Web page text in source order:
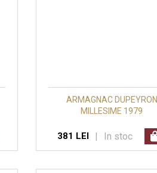
ARMAGNAC DUPEYRON
MILLESIME 1979
381 LEI | In stoc